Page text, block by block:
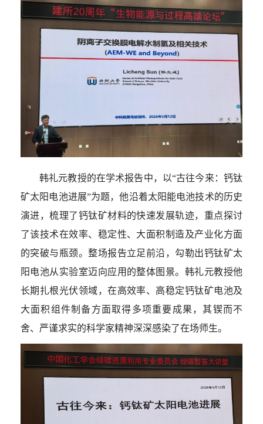
韩礼元教授的在学术报告中，以“古往今来：钙钛
矿太阳电池进展”为题，他沿着太阳能电池技术的历史
演进，梳理了钙钛矿材料的快速发展轨迹，重点探讨
了该技术在效率、稳定性、大面积制造及产业化方面
的突破与瓶颈。整场报告立足前沿，勾勒出钙钛矿太
阳电池从实验室迈向应用的整体图景。韩礼元教授他
长期扎根光伏领域，在高效率、高稳定钙钛矿电池及
大面积组件制备方面取得多项重要成果，其锲而不
舍、严谨求实的科学家精神深深感染了在场师生。